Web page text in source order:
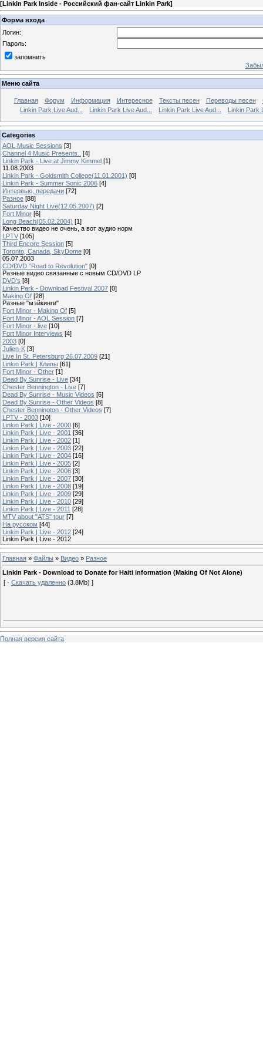
[Linkin Park Inside - Российский фан-сайт Linkin Park]
Форма входа
Логин:
Пароль:
запомнить
Меню сайта
Главная Форум Информация Интересное Тексты песен Переводы песен
Linkin Park Live Aud...
Linkin Park Live Aud... Linkin Park Live Aud... Linkin Park
Categories
AOL Music Sessions [3]
Channel 4 Music Presents..
[4]
Linkin Park - Live at Jimmy Kimmel [1]
11.08.2003
Linkin Park - Goldsmith College(11.01.2001) [0]
Linkin Park - Summer Sonic 2006 [4]
Интервью, передачи [72]
Разное [88]
Saturday Night Live(12.05.2007) [2]
Fort Minor [6]
Long Beach(05.02.2004) [1]
Качество видео не очень, а вот аудио норм
LPTV [105]
Third Encore Session [5]
Toronto, Canada, SkyDome [0]
05.07.2003
CD/DVD "Road to Revolution" [0]
Разные видео связанные с новым CD/DVD LP
DVD's [8]
Linkin Park - Download Festival 2007 [0]
Making Of [28]
Разные "мэйкинги"
Fort Minor - Making Of [5]
Fort Minor - AOL Session [7]
Fort Minor - live [10]
Fort Minor Interviews [4]
2003 [0]
Julien-K [3]
Live In St. Petersburg 26.07.2009 [21]
Linkin Park | Клипы [61]
Fort Minor - Other [1]
Dead By Sunrise - Live [34]
Chester Bennington - Live [7]
Dead By Sunrise - Music Videos [6]
Dead By Sunrise - Other Videos [8]
Chester Bennington - Other Videos [7]
LPTV - 2003 [10]
Linkin Park | Live - 2000 [6]
Linkin Park | Live - 2001 [36]
Linkin Park | Live - 2002 [1]
Linkin Park | Live - 2003 [22]
Linkin Park | Live - 2004 [16]
Linkin Park | Live - 2005 [2]
Linkin Park | Live - 2006 [3]
Linkin Park | Live - 2007 [30]
Linkin Park | Live - 2008 [19]
Linkin Park | Live - 2009 [29]
Linkin Park | Live - 2010 [29]
Linkin Park | Live - 2011 [28]
MTV about "ATS" tour [7]
На русском [44]
Linkin Park | Live - 2012 [24]
Linkin Park | Live - 2012
Главная » Файлы » Видео » Разное
Linkin Park - Download to Donate for Haiti information (Making Of Not Alone)
[ · Скачать удаленно (3.8Mb) ]
Полная версия сайта